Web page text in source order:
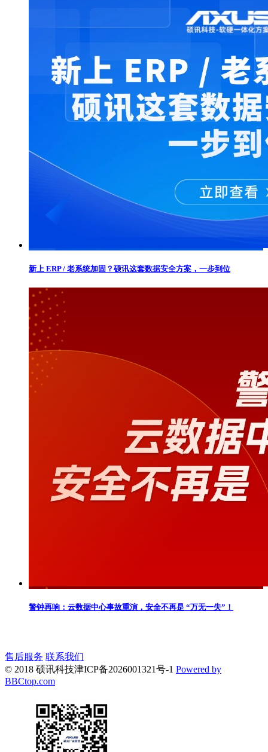
新上 ERP / 老系统加固？硕讯这套数据安全方案，一步到位
警钟再响：云数据中心事故重演，安全不再是 “万无一失”！
售后服务 联系我们
© 2018 硕讯科技津ICP备2026001321号-1 Powered by
BBCtop.com